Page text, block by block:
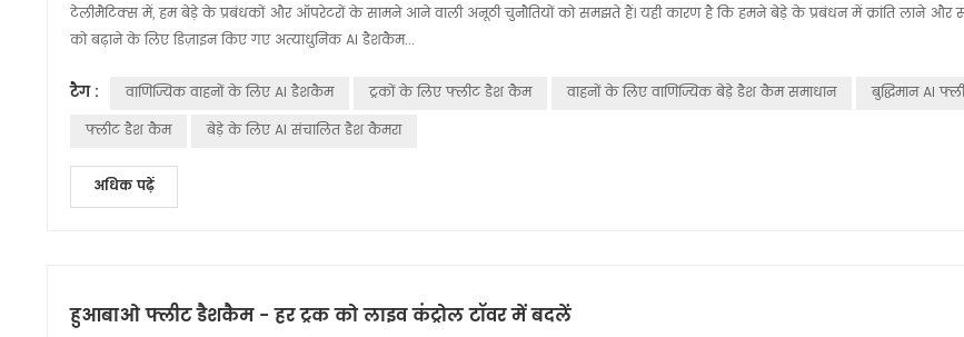
टेलीमैटिक्स में, हम बेड़े के प्रबंधकों और ऑपरेटरों के सामने आने वाली अनूठी चुनौतियों को समझते हैं। यही कारण है कि हमने बेड़े के प्रबंधन में क्रांति लाने और
को बढ़ाने के लिए डिज़ाइन किए गए अत्याधुनिक AI डैशकैम...
टैग : वाणिज्यिक वाहनों के लिए AI डैशकैम ट्रकों के लिए फ्लीट डैश कैम वाहनों के लिए वाणिज्यिक बेड़े डैश कैम समाधान
बुद्धिमान AI
फ्लीट डैश कैम
बेड़े के लिए AI संचालित डैश कैमरा
अधिक पढ़ें
हुआबाओ फ्लीट डैशकैम - हर ट्रक को लाइव कंट्रोल टॉवर में बदलें